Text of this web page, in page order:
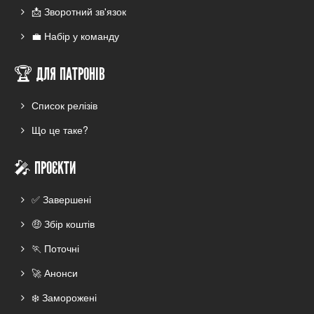
📩 Зворотний зв'язок
💼 Набір у команду
🏆 ДЛЯ ПАТРОНІВ
Список релізів
Що це таке?
🎤 ПРОЄКТИ
✅ Завершені
🤑 Збір коштів
🏃 Поточні
🚀 Анонси
❄️ Заморожені